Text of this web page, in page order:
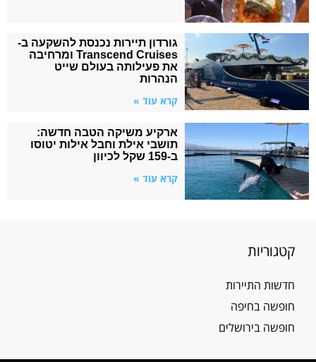
גורדון תיירות נכנסת להשקעה ב-
Transcend Cruises ומרחיבה
את פעילותה בעולם שייט
הנהרות
קרא עוד »
ארקיע משיקה הטבה חדשה:
תושבי אילת וחבל אילות יטוסו
ב-159 שקל לכיוון
קרא עוד »
קטגוריות
חדשות התיירות
חופשה בחיפה
חופשה בירושלים